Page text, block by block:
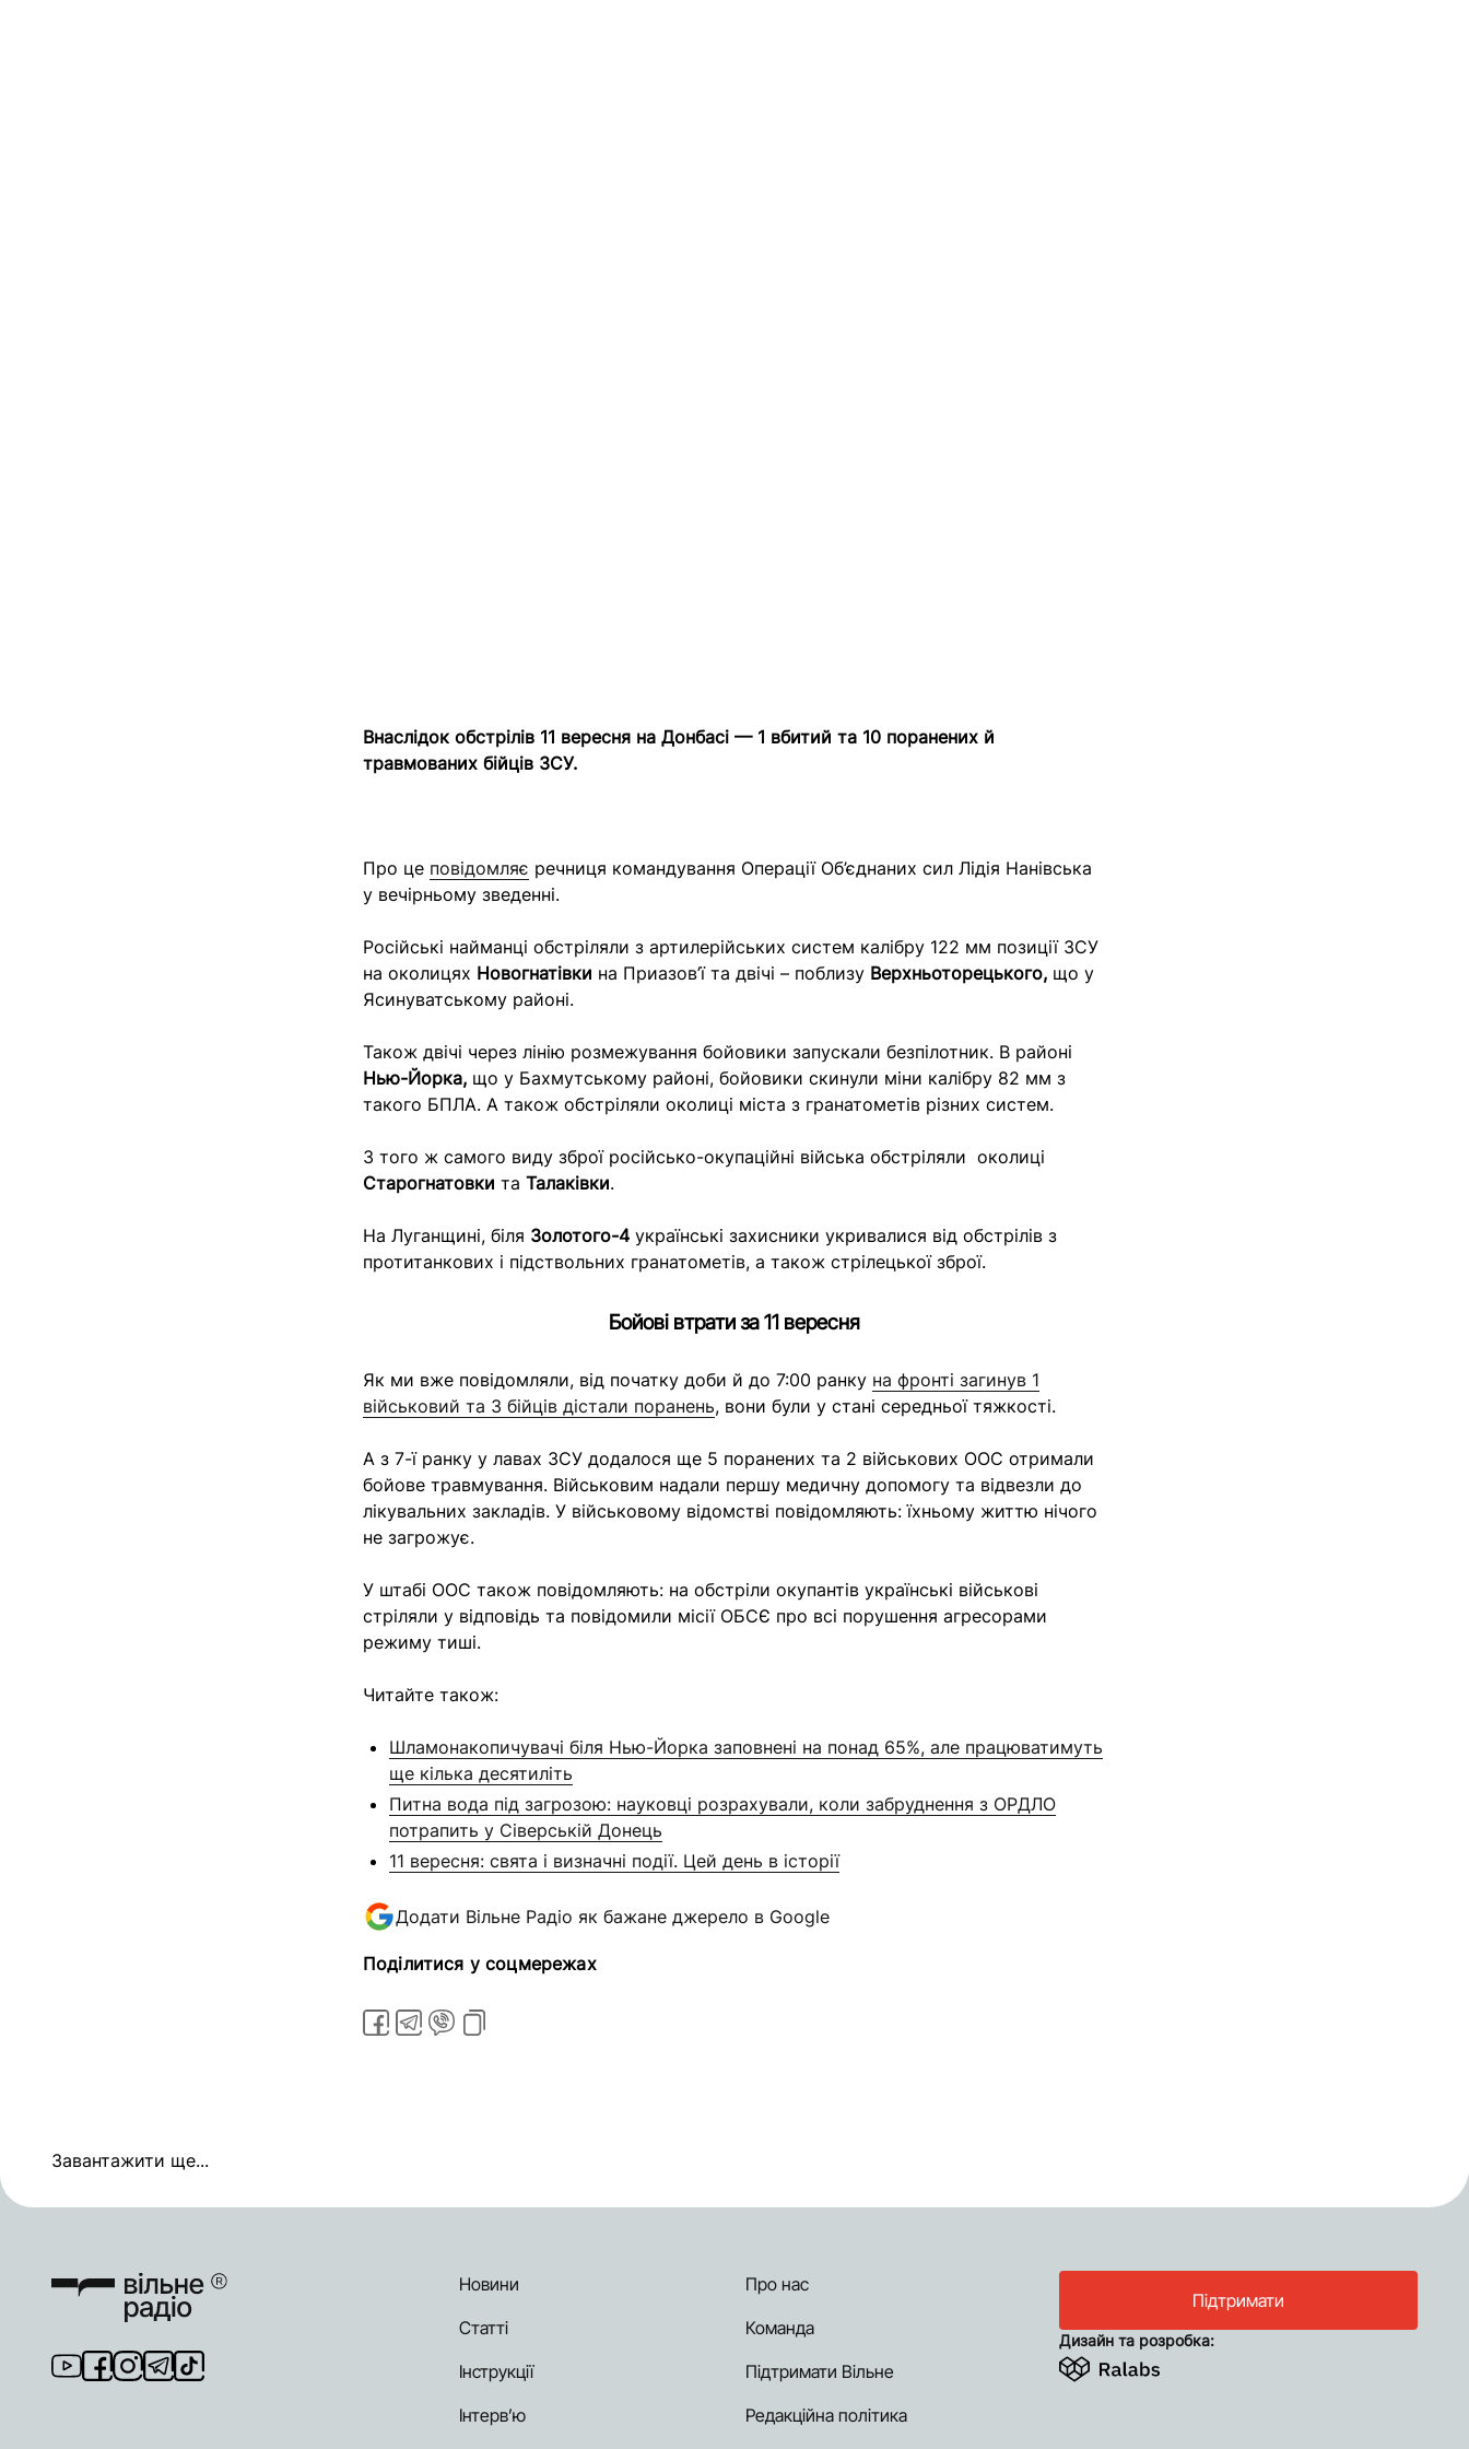
Внаслідок обстрілів 11 вересня на Донбасі — 1 вбитий та 10 поранених й
травмованих бійців ЗСУ.
Про це повідомляє речниця командування Операції Об’єднаних сил Лідія Нанівська
у вечірньому зведенні.
Російські найманці обстріляли з артилерійських систем калібру 122 мм позиції ЗСУ
на околицях Новогнатівки на Приазов’ї та двічі – поблизу Верхньоторецького, що у
Ясинуватському районі.
Також двічі через лінію розмежування бойовики запускали безпілотник. В районі
Нью-Йорка, що у Бахмутському районі, бойовики скинули міни калібру 82 мм з
такого БПЛА. А також обстріляли околиці міста з гранатометів різних систем.
З того ж самого виду зброї російсько-окупаційні війська обстріляли околиці
Старогнатовки та Талаківки.
На Луганщині, біля Золотого-4 українські захисники укривалися від обстрілів з
протитанкових і підствольних гранатометів, а також стрілецької зброї.
Бойові втрати за 11 вересня
Як ми вже повідомляли, від початку доби й до 7:00 ранку на фронті загинув 1
військовий та 3 бійців дістали поранень, вони були у стані середньої тяжкості.
А з 7-ї ранку у лавах ЗСУ додалося ще 5 поранених та 2 військових ООС отримали
бойове травмування. Військовим надали першу медичну допомогу та відвезли до
лікувальних закладів. У військовому відомстві повідомляють: їхньому життю нічого
не загрожує.
У штабі ООС також повідомляють: на обстріли окупантів українські військові
стріляли у відповідь та повідомили місії ОБСЄ про всі порушення агресорами
режиму тиші.
Читайте також:
Шламонакопичувачі біля Нью-Йорка заповнені на понад 65%, але працюватимуть
ще кілька десятиліть
Питна вода під загрозою: науковці розрахували, коли забруднення з ОРДЛО
потрапить у Сіверській Донець
11 вересня: свята і визначні події. Цей день в історії
Додати Вільне Радіо як бажане джерело в Google
Поділитися у соцмережах
Завантажити ще...
Новини
Статті
Інструкції
Інтерв’ю
Про нас
Команда
Підтримати Вільне
Редакційна політика
Підтримати
Дизайн та розробка: